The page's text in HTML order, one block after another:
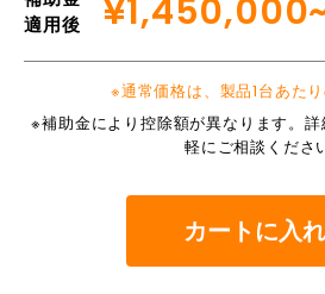
適用後
※通常価格は、製品1台あたり
※補助金により控除額が異なります。
軽にご相談くださ
カートに入